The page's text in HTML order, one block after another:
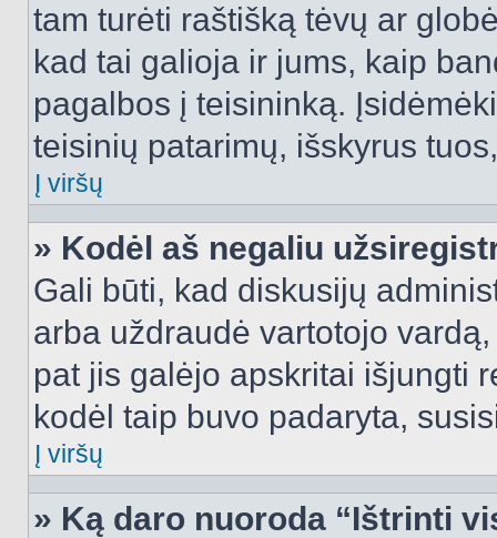
tam turėti raštišką tėvų ar
kad tai galioja ir jums, kaip
pagalbos į teisininką.
teisinių patarimų, išskyrus
Į viršų
» Kodėl aš negaliu
Gali būti, kad diskusijų
arba uždraudė vartotojo
pat jis galėjo apskritai išjungti
kodėl taip buvo padaryta,
Į viršų
» Ką daro nuoroda “Ištrinti